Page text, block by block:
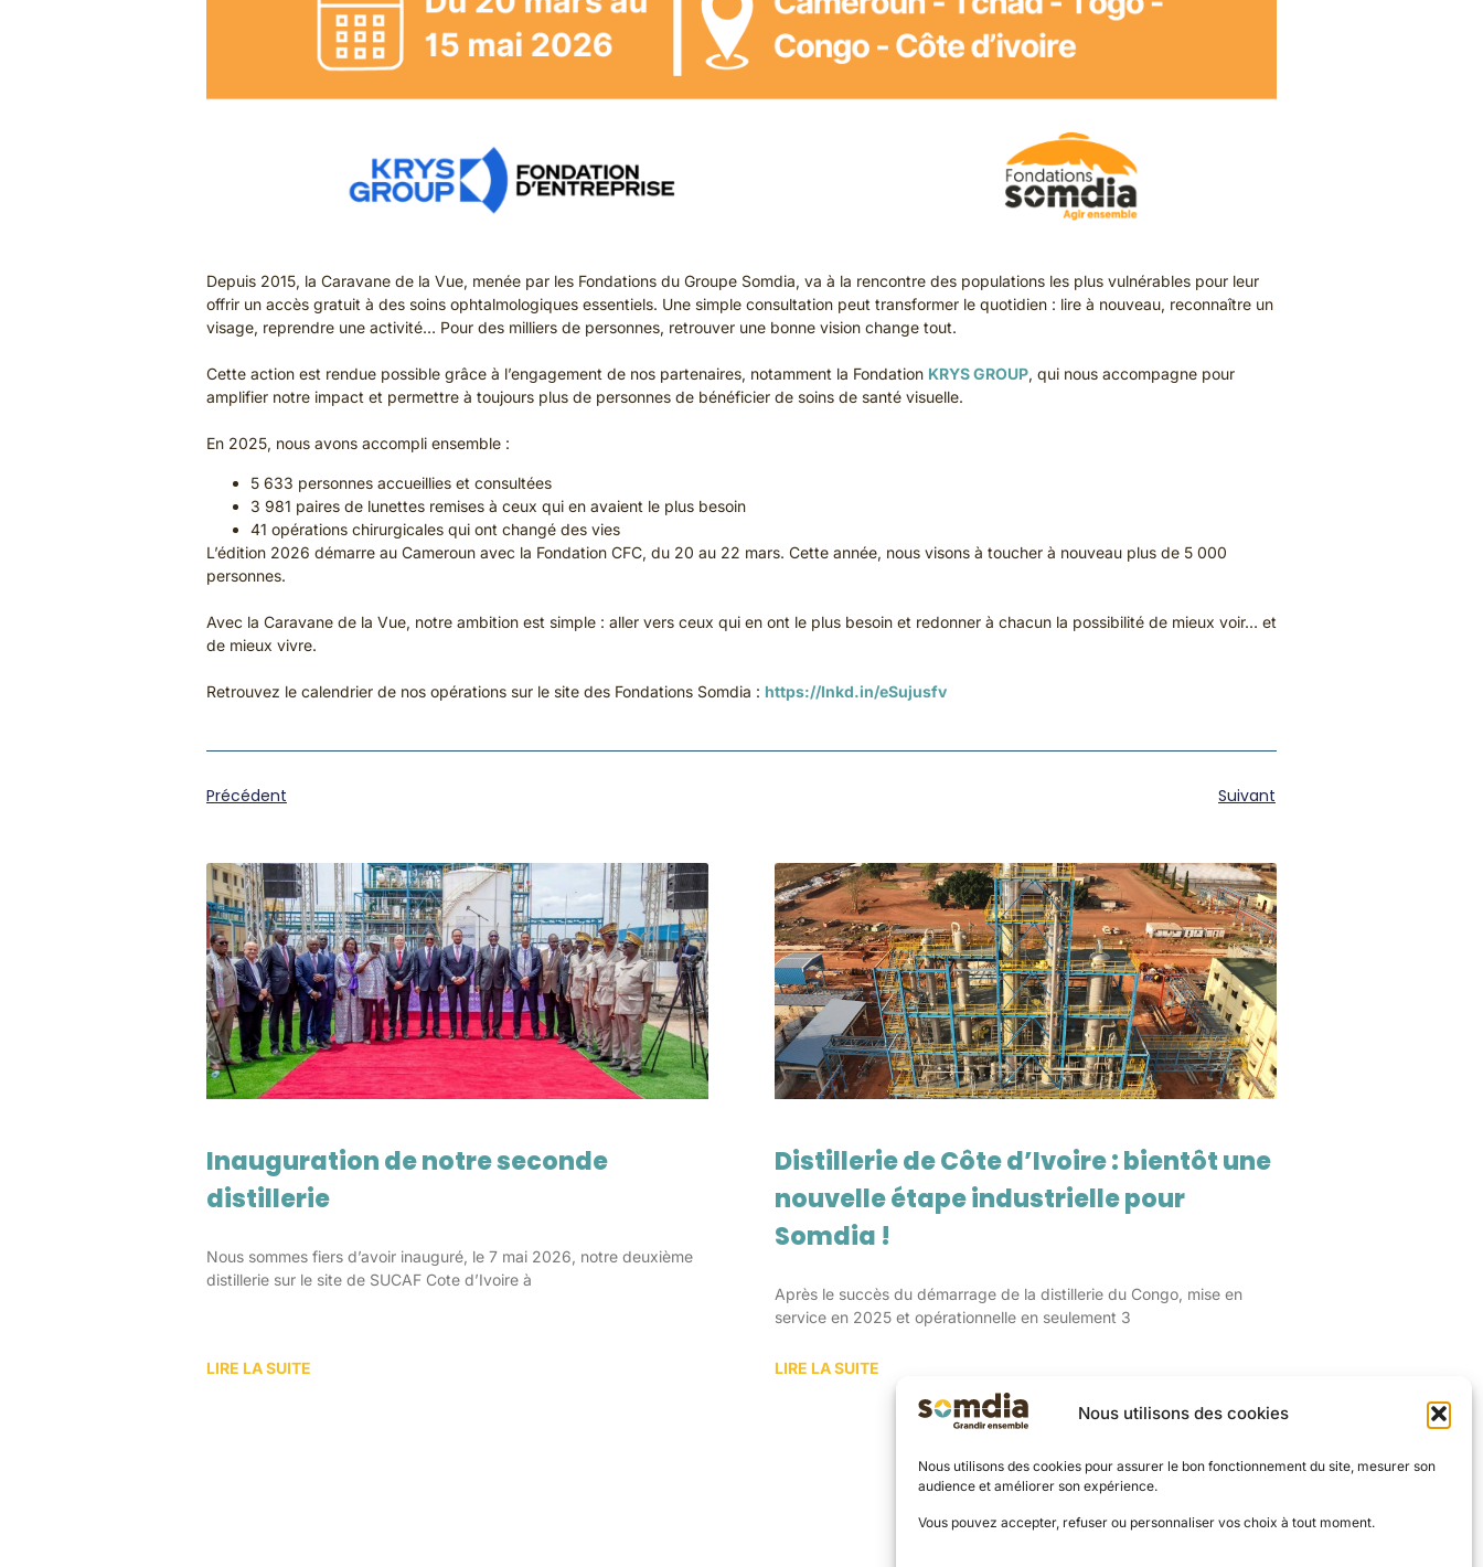
Nous utilisons des cookies
Nous utilisons des cookies pour assurer le bon fonctionnement du site, mesurer son
audience et améliorer son expérience.
Vous pouvez accepter, refuser ou personnaliser vos choix à tout moment.
Depuis 2015, la Caravane de la Vue, menée par les Fondations du Groupe Somdia, va à la rencontre des populations les plus vulnérables pour leur
offrir un accès gratuit à des soins ophtalmologiques essentiels. Une simple consultation peut transformer le quotidien : lire à nouveau, reconnaître un
visage, reprendre une activité… Pour des milliers de personnes, retrouver une bonne vision change tout.
Cette action est rendue possible grâce à l’engagement de nos partenaires, notamment la Fondation KRYS GROUP, qui nous accompagne pour
amplifier notre impact et permettre à toujours plus de personnes de bénéficier de soins de santé visuelle.
En 2025, nous avons accompli ensemble :
5 633 personnes accueillies et consultées
3 981 paires de lunettes remises à ceux qui en avaient le plus besoin
41 opérations chirurgicales qui ont changé des vies
L’édition 2026 démarre au Cameroun avec la Fondation CFC, du 20 au 22 mars. Cette année, nous visons à toucher à nouveau plus de 5 000
personnes.
Avec la Caravane de la Vue, notre ambition est simple : aller vers ceux qui en ont le plus besoin et redonner à chacun la possibilité de mieux voir… et
de mieux vivre.
Retrouvez le calendrier de nos opérations sur le site des Fondations Somdia : https://lnkd.in/eSujusfv
Précédent Suivant
Inauguration de notre seconde
distillerie
Nous sommes fiers d’avoir inauguré, le 7 mai 2026, notre deuxième
distillerie sur le site de SUCAF Cote d’Ivoire à
LIRE LA SUITE
Distillerie de Côte d’Ivoire : bientôt une
nouvelle étape industrielle pour
Somdia !
Après le succès du démarrage de la distillerie du Congo, mise en
service en 2025 et opérationnelle en seulement 3
LIRE LA SUITE